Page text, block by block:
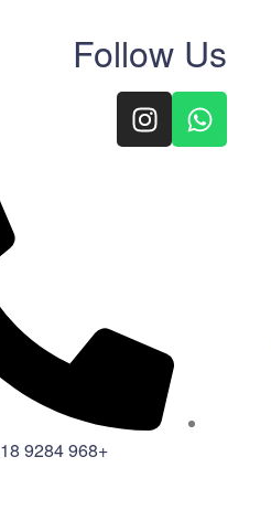
Follow Us
+968 9284 6418